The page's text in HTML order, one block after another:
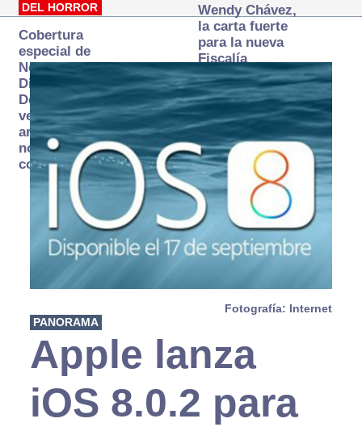
DEL HORROR
Cobertura
especial de
Norte
Digital:
Donde la
verdad
arde… pero
no se
consume
Wendy Chávez,
la carta fuerte
para la nueva
Fiscalía
autónoma
Fotografía: Internet
PANORAMA
Apple lanza
iOS 8.0.2 para